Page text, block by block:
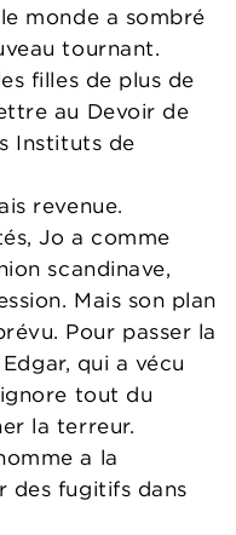
monde a sombré
tournant.
filles de plus de
au Devoir de
Instituts de
revenue.
Jo a comme
scandinave,
Mais son plan
Pour passer la
qui a vécu
tout du
la terreur.
a la
des fugitifs dans